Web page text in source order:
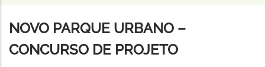
navegação
NOVO PARQUE URBANO –
CONCURSO DE PROJETO